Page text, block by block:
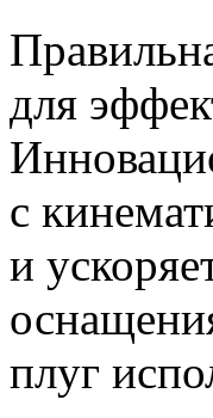
для
с
и
плуг